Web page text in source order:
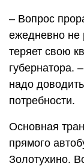
– Вопрос
ежедневно не
теряет свою
губернатора.
надо
потребности.
Основная
прямого
Золотухино.